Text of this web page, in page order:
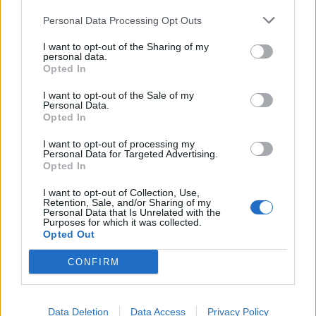
Personal Data Processing Opt Outs
I want to opt-out of the Sharing of my
personal data.
Opted In
I want to opt-out of the Sale of my
Personal Data.
Opted In
I want to opt-out of processing my
Personal Data for Targeted Advertising.
Opted In
I want to opt-out of Collection, Use,
Retention, Sale, and/or Sharing of my
Personal Data that Is Unrelated with the
Purposes for which it was collected.
Opted Out
CONFIRM
Data Deletion Data Access Privacy Policy
informações e pela rápida evolução tecnológica. O
desenvolvimento depende de como o cérebro é
exercitado no cotidiano”, finalizou Fabiano de Abreu
Agrela Rodrigues.
Ígor Lopes
250”, depois de, na edição anterior, ter integrado o
circuito “Challenger”. O francês Luca Van Assche
conquistou o primeiro título ATP da carreira ao
derrotar o belga Alexander Blockx na final, encerrando
uma edição marcada pela elevada competitividade, pela
forte presença de tenistas portugueses e pela projeção
internacional do evento.
O torneio arrancou com a fase de qualificação, nos dias
18 e 19 de julho, reunindo dezenas de atletas em busca
de um lugar no quadro principal. A cerimónia de
abertura contou com a presença do presidente da
Câmara Municipal de Cascais, Nuno Piteira Lopes,
acompanhado pelo executivo municipal, assinalando o
início de uma competição que voltou a colocar o
concelho no centro do calendário internacional do
CONTINUAR A LER
ATUALIDADE
Castelo Branco: “Bienal